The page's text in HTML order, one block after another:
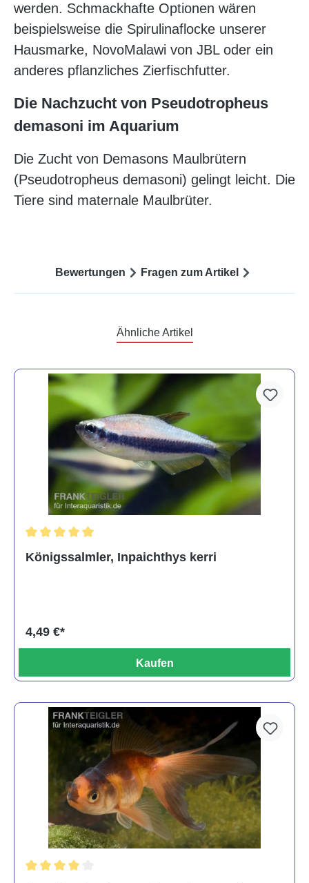
werden. Schmackhafte Optionen wären
beispielsweise die Spirulinaflocke unserer
Hausmarke, NovoMalawi von JBL oder ein
anderes pflanzliches Zierfischfutter.
Die Nachzucht von Pseudotropheus
demasoni im Aquarium
Die Zucht von Demasons Maulbrütern
(Pseudotropheus demasoni) gelingt leicht. Die
Tiere sind maternale Maulbrüter.
Bewertungen Fragen zum Artikel
Ähnliche Artikel
Königssalmler, Inpaichthys kerri
4,49 €*
Kaufen